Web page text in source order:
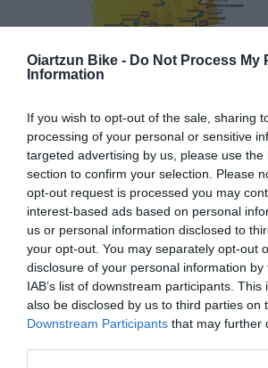
Oiartzun Bike - Do Not Process My
Information
If you wish to opt-out of the sale, sharing
processing of your personal or sensitive
targeted advertising by us, please use the
section to confirm your selection. Please
opt-out request is processed you may
interest-based ads based on personal
us or personal information disclosed to
your opt-out. You may separately opt-out
disclosure of your personal information
IAB’s list of downstream participants.
also be disclosed by us to third parties on
Downstream Participants that may further
YA FALTA POCO PARA EL TOUR
2026: RECORRIDO, ETAPAS Y
GRAN FAVORITO
Solo faltan dos semanas. El Tour de
el 4 de julio en Barcelona, ciudad que
Leer Más